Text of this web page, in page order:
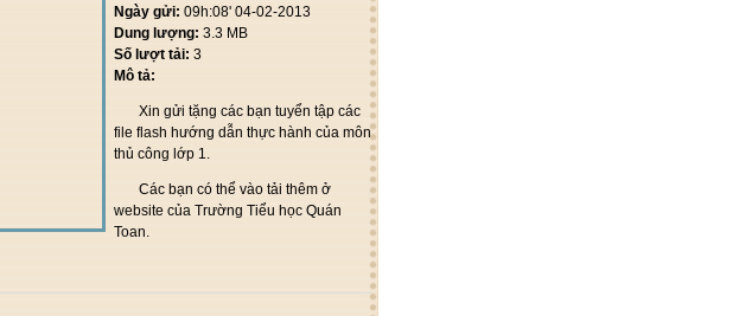
Ngày gửi: 09h:08' 04-02-2013
Dung lượng: 3.3 MB
Số lượt tải: 3
Mô tả:
Xin gửi tặng các bạn tuyển tập các
file flash hướng dẫn thực hành của môn
thủ công lớp 1.
Các bạn có thể vào tải thêm ở
website của Trường Tiểu học Quán
Toan.